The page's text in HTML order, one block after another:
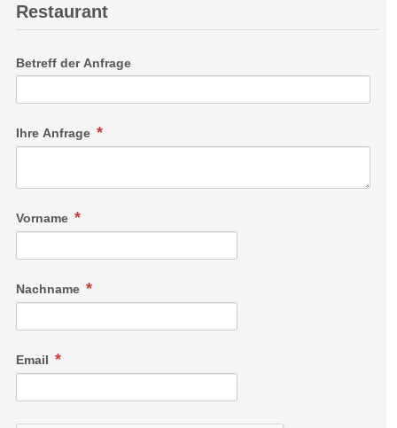
Restaurant
Betreff der Anfrage
Ihre Anfrage
Vorname
Nachname
Email